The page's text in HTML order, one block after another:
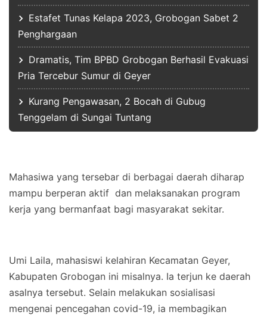
Estafet Tunas Kelapa 2023, Grobogan Sabet 2
Penghargaan
Dramatis, Tim BPBD Grobogan Berhasil Evakuasi
Pria Tercebur Sumur di Geyer
Kurang Pengawasan, 2 Bocah di Gubug
Tenggelam di Sungai Tuntang
Mahasiwa yang tersebar di berbagai daerah diharap
mampu berperan aktif dan melaksanakan program
kerja yang bermanfaat bagi masyarakat sekitar.
Umi Laila, mahasiswi kelahiran Kecamatan Geyer,
Kabupaten Grobogan ini misalnya. Ia terjun ke daerah
asalnya tersebut. Selain melakukan sosialisasi
mengenai pencegahan covid-19, ia membagikan